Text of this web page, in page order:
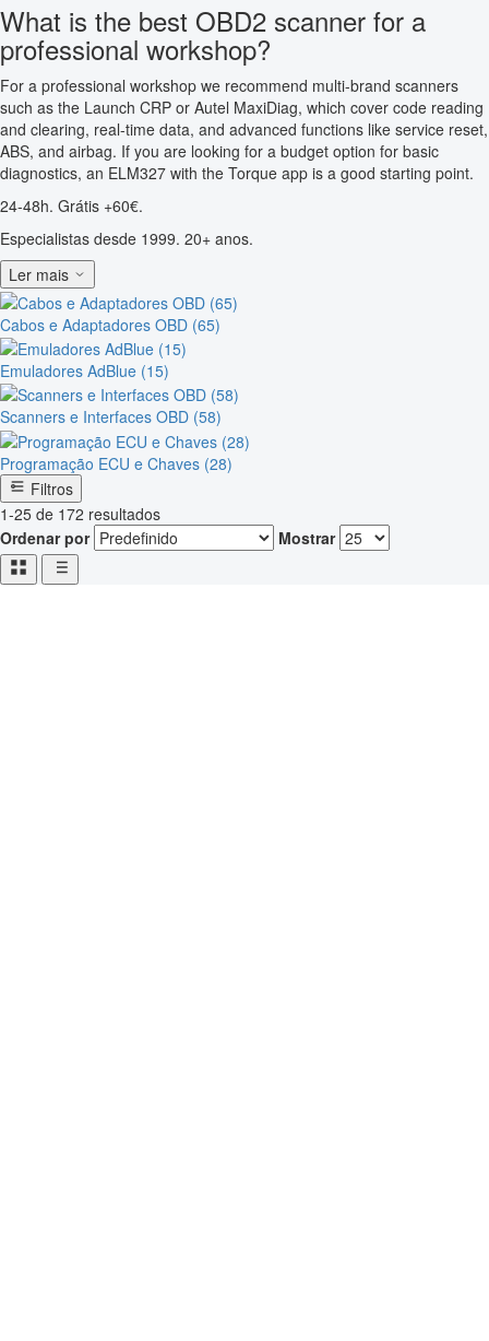
What is the best OBD2 scanner for a
professional workshop?
For a professional workshop we recommend multi-brand scanners
such as the Launch CRP or Autel MaxiDiag, which cover code reading
and clearing, real-time data, and advanced functions like service reset,
ABS, and airbag. If you are looking for a budget option for basic
diagnostics, an ELM327 with the Torque app is a good starting point.
24-48h. Grátis +60€.
Especialistas desde 1999. 20+ anos.
Ler mais
Cabos e Adaptadores OBD (65)
Emuladores AdBlue (15)
Scanners e Interfaces OBD (58)
Programação ECU e Chaves (28)
Filtros
1-25 de 172 resultados
Ordenar por
Mostrar